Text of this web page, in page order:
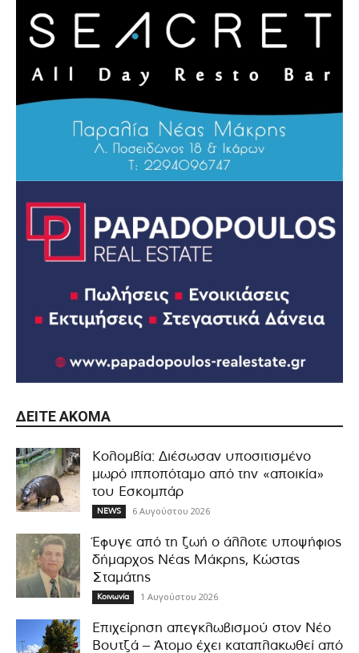
ΔΕΊΤΕ ΑΚΌΜΑ
Κολομβία: Διέσωσαν υποσιτισμένο
μωρό ιπποπόταμο από την «αποικία»
του Εσκομπάρ
NEWS 6 Αυγούστου 2026
Έφυγε από τη ζωή ο άλλοτε υποψήφιος
δήμαρχος Νέας Μάκρης, Κώστας
Σταμάτης
Κοινωνία 1 Αυγούστου 2026
Επιχείρηση απεγκλωβισμού στον Νέο
Βουτζά – Άτομο έχει καταπλακωθεί από